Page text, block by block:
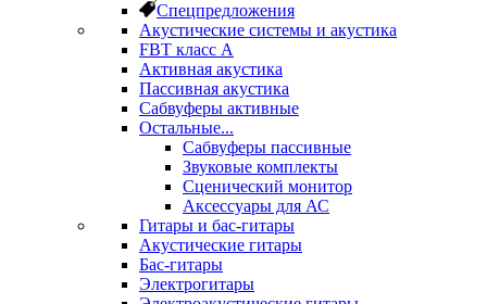
Спецпредложения
Акустические системы и акустика
FBT класс А
Активная акустика
Пассивная акустика
Сабвуферы активные
Остальные...
Сабвуферы пассивные
Звуковые комплекты
Сценический монитор
Аксессуары для АС
Гитары и бас-гитары
Акустические гитары
Бас-гитары
Электрогитары